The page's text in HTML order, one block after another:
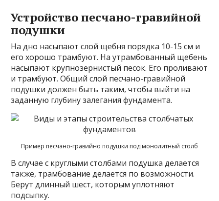
Устройство песчано-гравийной
подушки
На дно насыпают слой щебня порядка 10-15 см и
его хорошо трамбуют. На утрамбованный щебень
насыпают крупнозернистый песок. Его проливают
и трамбуют. Общий слой песчано-гравийной
подушки должен быть таким, чтобы выйти на
заданную глубину залегания фундамента.
Пример песчано-гравийно подушки под монолитный столб
В случае с круглыми столбами подушка делается
также, трамбование делается по возможности.
Берут длинный шест, которым уплотняют
подсыпку.